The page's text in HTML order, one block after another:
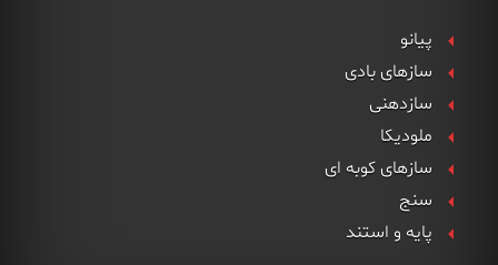
پیانو
سازهای بادی
سازدهنی
ملودیکا
سازهای کوبه ای
سنج
پایه و استند